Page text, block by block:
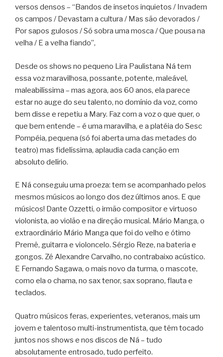
versos densos – “Bandos de insetos inquietos / Invadem
os campos / Devastam a cultura / Mas são devorados /
Por sapos gulosos / Só sobra uma mosca / Que pousa na
velha / E a velha fiando”,
Desde os shows no pequeno Lira Paulistana Ná tem
essa voz maravilhosa, possante, potente, maleável,
maleabilíssima – mas agora, aos 60 anos, ela parece
estar no auge do seu talento, no domínio da voz, como
bem disse e repetiu a Mary. Faz com a voz o que quer, o
que bem entende – é uma maravilha, e a platéia do Sesc
Pompéia, pequena (só foi aberta uma das metades do
teatro) mas fidelíssima, aplaudia cada canção em
absoluto delírio.
E Ná conseguiu uma proeza: tem se acompanhado pelos
mesmos músicos ao longo dos dez últimos anos. E que
músicos! Dante Ozzetti, o irmão compositor e virtuoso
violonista, ao violão e na direção musical. Mário Manga, o
extraordinário Mário Manga que foi do velho e ótimo
Premê, guitarra e violoncelo. Sérgio Reze, na bateria e
gongos. Zé Alexandre Carvalho, no contrabaixo acústico.
E Fernando Sagawa, o mais novo da turma, o mascote,
como ela o chama, no sax tenor, sax soprano, flauta e
teclados.
Quatro músicos feras, experientes, veteranos, mais um
jovem e talentoso multi-instrumentista, que têm tocado
juntos nos shows e nos discos de Ná – tudo
absolutamente entrosado, tudo perfeito.